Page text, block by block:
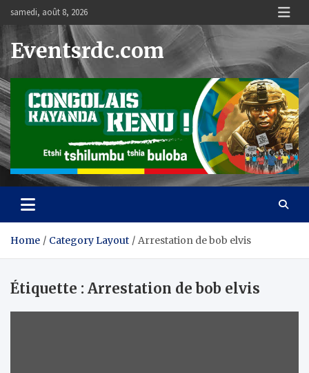
content
samedi, août 8, 2026
Eventsrdc.com
Home Category Layout Arrestation de bob elvis
Étiquette : Arrestation de bob elvis